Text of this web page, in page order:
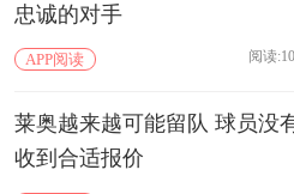
忠诚的对手
APP阅读 阅读
莱奥越来越可能留队 球员没
收到合适报价